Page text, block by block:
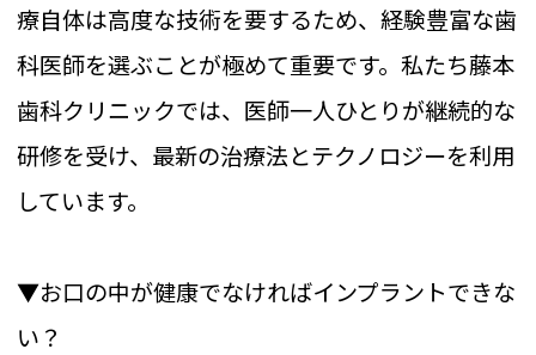
療自体は高度な技術を要するため、経験豊富な歯
科医師を選ぶことが極めて重要です。私たち藤本
歯科クリニックでは、医師一人ひとりが継続的な
研修を受け、最新の治療法とテクノロジーを利用
しています。
▼お口の中が健康でなければインプラントできな
い？